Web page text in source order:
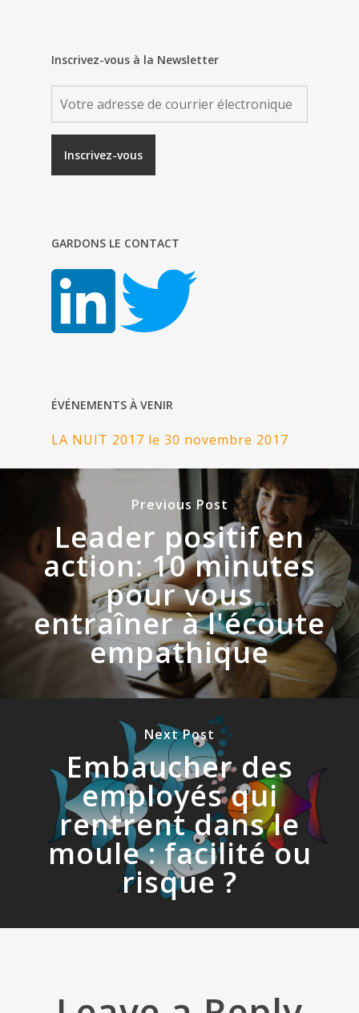
Inscrivez-vous à la Newsletter
GARDONS LE CONTACT
ÉVÉNEMENTS À VENIR
LA NUIT 2017 le 30 novembre 2017
Previous Post
Leader positif en
action: 10 minutes
pour vous
entraîner à l'écoute
empathique
Next Post
Embaucher des
employés qui
rentrent dans le
moule : facilité ou
risque ?